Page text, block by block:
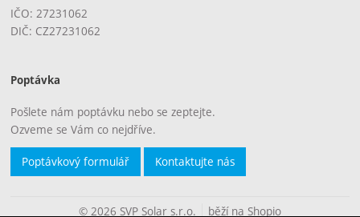
IČO: 27231062
DIČ: CZ27231062
Poptávka
Pošlete nám poptávku nebo se zeptejte.
Ozveme se Vám co nejdříve.
Poptávkový formulář Kontaktujte nás
© 2026 SVP Solar s.r.o. běží na Shopio